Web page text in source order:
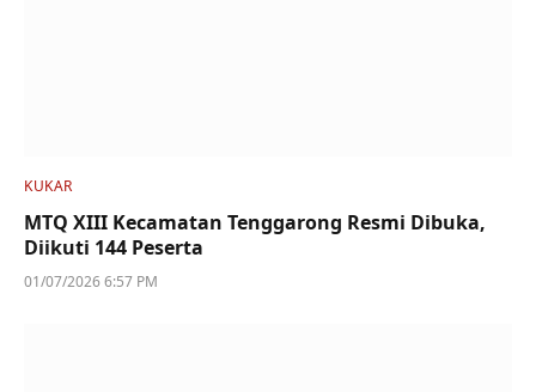
KUKAR
MTQ XIII Kecamatan Tenggarong Resmi Dibuka,
Diikuti 144 Peserta
01/07/2026 6:57 PM